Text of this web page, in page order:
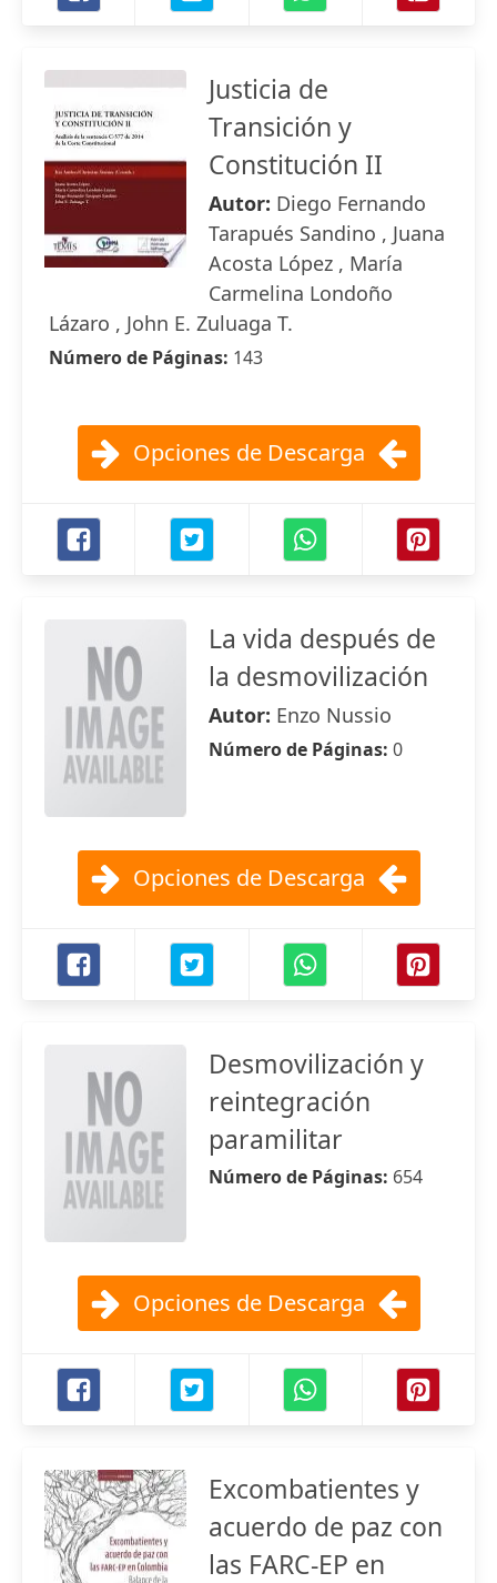
Justicia de
Transición y
Constitución II
Autor: Diego Fernando
Tarapués Sandino , Juana
Acosta López , María
Carmelina Londoño
Lázaro , John E. Zuluaga T.
Número de Páginas: 143
Opciones de Descarga
La vida después de
la desmovilización
Autor: Enzo Nussio
Número de Páginas: 0
Opciones de Descarga
Desmovilización y
reintegración
paramilitar
Número de Páginas: 654
Opciones de Descarga
Excombatientes y
acuerdo de paz con
las FARC-EP en